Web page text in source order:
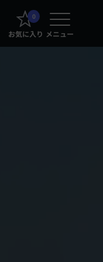
0
お気に入り メニュー